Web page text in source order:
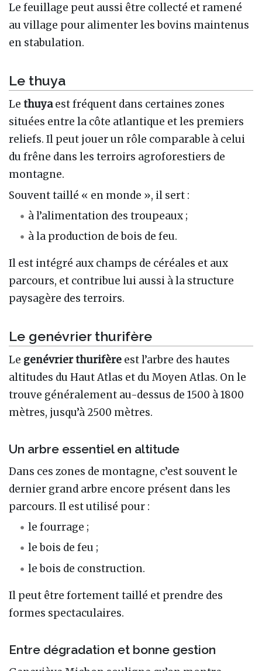
Le feuillage peut aussi être collecté et ramené
au village pour alimenter les bovins maintenus
en stabulation.
Le thuya
Le thuyaest fréquent dans certaines zones
situées entre la côte atlantique et les premiers
reliefs. Il peut jouer un rôle comparable à celui
du frêne dans les terroirs agroforestiers de
montagne.
Souvent taillé « en monde », il sert :
à l’alimentation des troupeaux ;
à la production de bois de feu.
Il est intégré aux champs de céréales et aux
parcours, et contribue lui aussi à la structure
paysagère des terroirs.
Le genévrier thurifère
Le genévrier thurifère est l’arbre des hautes
altitudes du Haut Atlas et du Moyen Atlas. On le
trouve généralement au-dessus de 1500 à 1800
mètres, jusqu’à 2500 mètres.
Un arbre essentiel en altitude
Dans ces zones de montagne, c’est souvent le
dernier grand arbre encore présent dans les
parcours. Il est utilisé pour :
le fourrage ;
le bois de feu ;
le bois de construction.
Il peut être fortement taillé et prendre des
formes spectaculaires.
Entre dégradation et bonne gestion